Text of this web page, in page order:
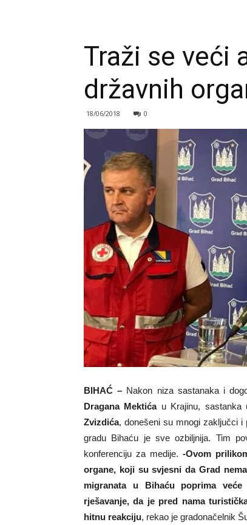
Traži se veći
državnih
18/06/2018 0
BIHAĆ – Nakon niza sastanaka i
Dragana Mektićau Krajinu, sastanka
Zvizdića, donešeni su mnogi zaključci i
gradu Bihaću je sve ozbiljnija. Tim
konferenciju za medije.-Ovom
organe, koji su svjesni da Grad
migranata u Bihaću poprima
rješavanje, da je pred nama
hitnu reakciju, rekao je gradonačelnik